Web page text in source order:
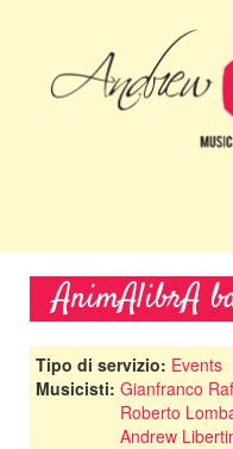
principale
AnimAlibrA
Tipo di servizio: Events
Musicisti: Gianfranco
Roberto
Andrew